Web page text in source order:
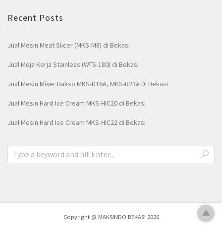
Recent Posts
Jual Mesin Meat Slicer (MKS-M8) di Bekasi
Jual Meja Kerja Stainless (WTS-180) di Bekasi
Jual Mesin Mixer Bakso MKS-R16A, MKS-R23A Di Bekasi
Jual Mesin Hard Ice Cream MKS-HIC20 di Bekasi
Jual Mesin Hard Ice Cream MKS-HIC22 di Bekasi
Copyright @ MAKSINDO BEKASI 2026